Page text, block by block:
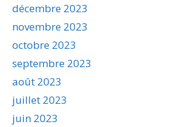
décembre 2023
novembre 2023
octobre 2023
septembre 2023
août 2023
juillet 2023
juin 2023